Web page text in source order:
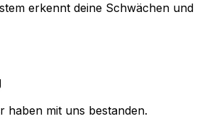
erkennt deine Schwächen und
haben mit uns bestanden.